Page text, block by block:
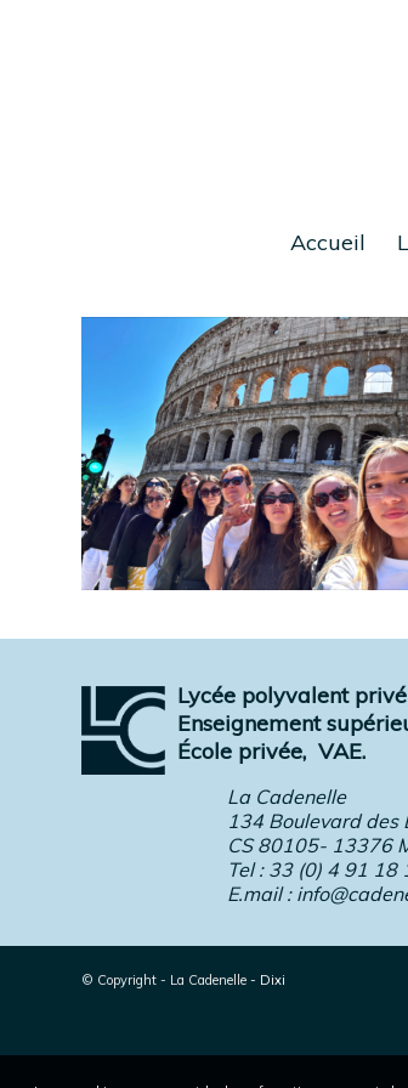
Accueil
Lycée polyvalent
Enseignement
École privée, VAE.
La Cadenelle
134 Boulevard des
CS 80105- 13376
Tel : 33 (0) 4 91 18
E.mail :
© Copyright - La Cadenelle - Dixi